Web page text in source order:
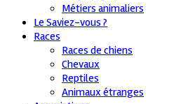
Métiers animaliers
Le Saviez-vous ?
Races
Races de chiens
Chevaux
Reptiles
Animaux étranges